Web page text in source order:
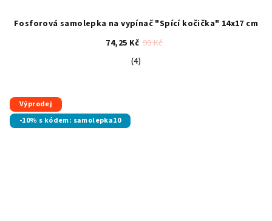
Fosforová samolepka na vypínač "Spící kočička" 14x17 cm
74,25 Kč 99 Kč
Průměrné
z
(4)
Výprodej
-10% s kódem: samolepka10